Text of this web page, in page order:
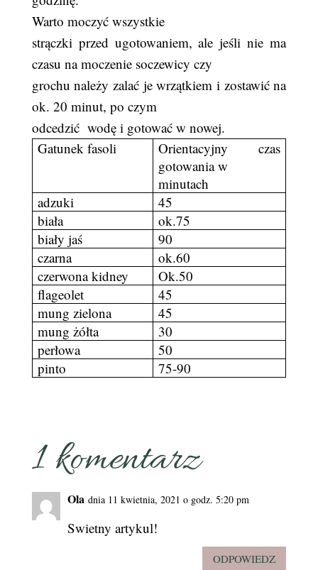
Warto moczyć wszystkie
strączki przed ugotowaniem, ale jeśli nie ma
czasu na moczenie soczewicy czy
grochu należy zalać je wrzątkiem i zostawić na
ok. 20 minut, po czym
odcedzić wodę i gotować w nowej.
Gatunek fasoli
Orientacyjny czas
gotowania w
minutach
adzuki
45
biała
ok.75
biały jaś
90
czarna
ok.60
czerwona kidney
Ok.50
flageolet
45
mung zielona
45
mung żółta
30
perłowa
50
pinto
75-90
1 komentarz
Ola dnia 11 kwietnia, 2021 o godz. 5:20 pm
Swietny artykul!
ODPOWIEDZ